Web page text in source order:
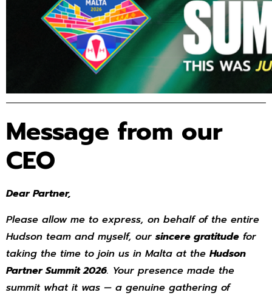
Message from our
CEO
Dear Partner,
Please allow me to express, on behalf of the entire
Hudson team and myself, our sincere gratitude for
taking the time to join us in Malta at the Hudson
Partner Summit 2026. Your presence made the
summit what it was — a genuine gathering of